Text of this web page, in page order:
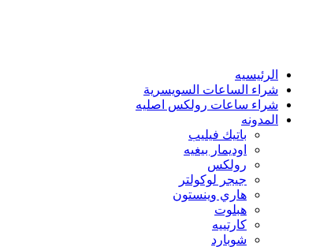
الرئيسيه
شراء الساعات السويسرية
شراء ساعات رولكس اصليه
المدونه
باتيك فيليب
اوديمار بيغيه
رولكس
جيجر لوكولتر
هاري وينستون
هبلوت
كارتييه
شوبارد